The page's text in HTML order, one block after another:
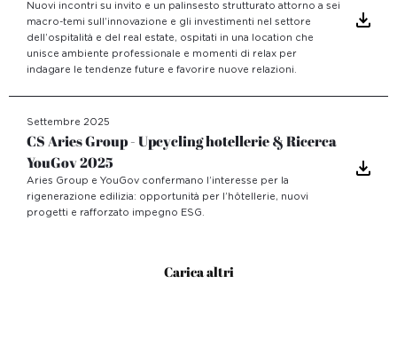
Nuovi incontri su invito e un palinsesto strutturato attorno a sei
macro-temi sull’innovazione e gli investimenti nel settore
dell’ospitalità e del real estate, ospitati in una location che
unisce ambiente professionale e momenti di relax per
indagare le tendenze future e favorire nuove relazioni.
Settembre 2025
CS Aries Group - Upcycling hotellerie & Ricerca
YouGov 2025
Aries Group e YouGov confermano l’interesse per la
rigenerazione edilizia: opportunità per l’hôtellerie, nuovi
progetti e rafforzato impegno ESG.
Carica altri